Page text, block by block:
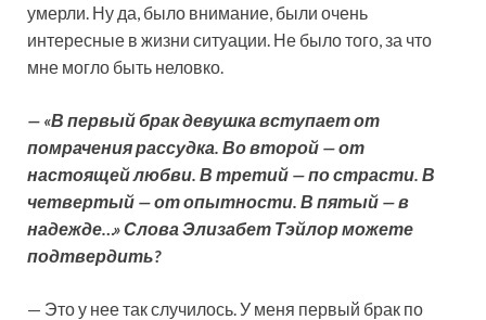
умерли. Ну да, было внимание, были очень
интересные в жизни ситуации. Не было того, за что
мне могло быть неловко.
— «В первый брак девушка вступает от
помрачения рассудка. Во второй — от
настоящей любви. В третий — по страсти. В
четвертый — от опытности. В пятый — в
надежде…» Слова Элизабет Тэйлор можете
подтвердить?
— Это у нее так случилось. У меня первый брак по